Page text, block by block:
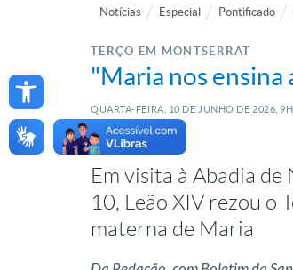
Open toolbar
Notícias Especial Pontificado
TERÇO EM MONTSERRAT
"Maria nos ensina
QUARTA-FEIRA, 10 DE JUNHO DE 2026,
Em visita à Abadia
10, Leão XIV rezou o
materna de Maria